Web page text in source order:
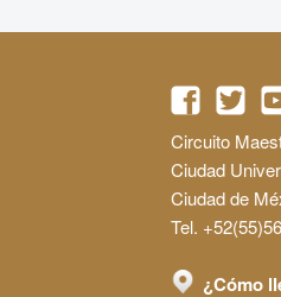
Circuito
Ciudad
Ciudad de
Tel.
¿Cómo